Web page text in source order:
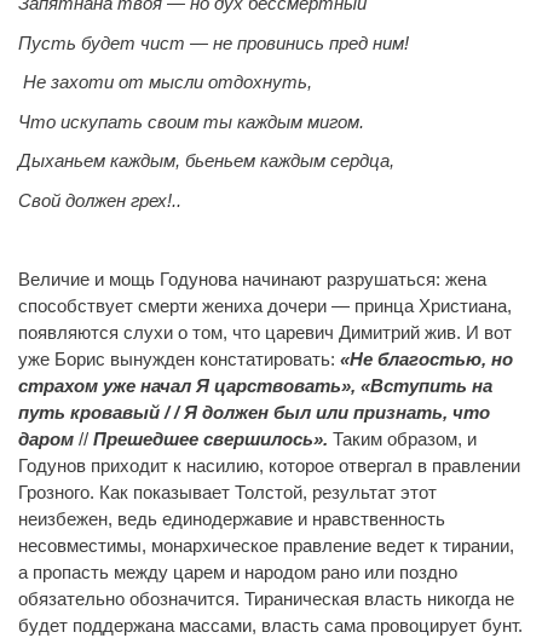
Пусть будет чист — не провинись пред ним!
Не захоти от мысли отдохнуть,
Что искупать своим ты каждым мигом.
Дыханьем каждым, бьеньем каждым сердца,
Свой должен грех!..
Величие и мощь Годунова начинают разрушаться: жена
способствует смерти жениха дочери — принца Христиана,
появляются слухи о том, что царевич Димитрий жив. И вот
уже Борис вынужден констатировать: «Не благостью, но
страхом уже начал Я царствовать», «Вступить на
путь кровавый / / Я должен был или признать, что
даром // Прешедшее свершилось». Таким образом, и
Годунов приходит к насилию, которое отвергал в правлении
Грозного. Как показывает Толстой, результат этот
неизбежен, ведь единодержавие и нравственность
несовместимы, монархическое правление ведет к тирании,
а пропасть между царем и народом рано или поздно
обязательно обозначится. Тираническая власть никогда не
будет поддержана массами, власть сама провоцирует бунт.